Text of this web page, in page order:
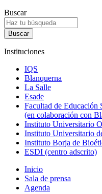
Buscar
Instituciones
IQS
Blanquerna
La Salle
Esade
Facultad de Educación
(en colaboración con
Instituto Universitario
Instituto Universitario
Instituto Borja de
ESDI (centro adscrito)
Inicio
Sala de prensa
Agenda